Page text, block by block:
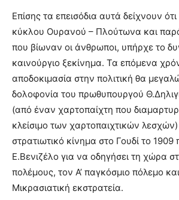
Επίσης τα επεισόδια αυτά δείχνουν
κύκλου Ουρανού – Πλούτωνα και παρά
που βίωναν οι άνθρωποι, υπήρχε το
καινούργιο ξεκίνημα. Τα επόμενα
αποδοκιμασία στην πολιτική θα
δολοφονία του πρωθυπουργού
(από έναν χαρτοπαίχτη που
κλείσιμο των χαρτοπαιχτικών λεσχών)
στρατιωτικό κίνημα στο Γουδί το 1909
Ε.Βενιζέλο για να οδηγήσει τη χώρα
πολέμους, τον Α’ παγκόσμιο πόλεμο
Μικρασιατική εκστρατεία.